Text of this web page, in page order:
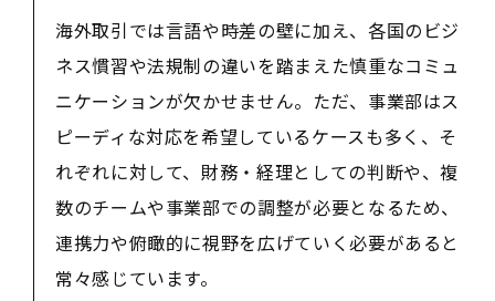
海外取引では言語や時差の壁に加え、各国のビジ
ネス慣習や法規制の違いを踏まえた慎重なコミュ
ニケーションが欠かせません。ただ、事業部はス
ピーディな対応を希望しているケースも多く、そ
れぞれに対して、財務・経理としての判断や、複
数のチームや事業部での調整が必要となるため、
連携力や俯瞰的に視野を広げていく必要があると
常々感じています。